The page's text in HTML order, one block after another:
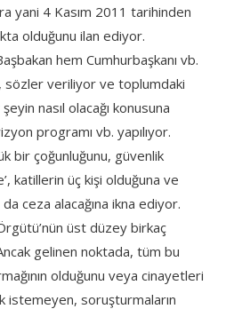
yani 4 Kasım 2011 tarihinden
olduğunu ilan ediyor.
hem Cumhurbaşkanı vb.
sözler veriliyor ve toplumdaki
nasıl olacağı konusuna
programı vb. yapılıyor.
bir çoğunluğunu, güvenlik
katillerin üç kişi olduğuna ve
da ceza alacağına ikna ediyor.
üst düzey birkaç
gelinen noktada, tüm bu
olduğunu veya cinayetleri
istemeyen, soruşturmaların